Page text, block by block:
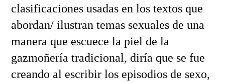
clasificaciones usadas en los textos que
abordan/ ilustran temas sexuales de una
manera que escuece la piel de la
gazmoñería tradicional, diría que se fue
creando al escribir los episodios de sexo,